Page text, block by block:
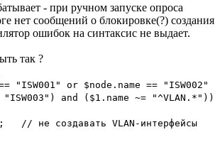
- при ручном запуске опроса
нет сообщений о блокировке(?) создания
ошибок на синтаксис не выдает.
так ?
"ISW001" or $node.name == "ISW002"
"ISW003") and ($1.name ~= "^VLAN.*"))
создавать VLAN-интерфейсы